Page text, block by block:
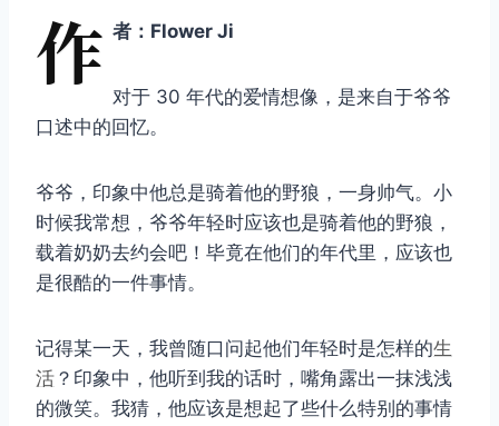
作 者：Flower Ji
对于 30 年代的爱情想像，是来自于爷爷
口述中的回忆。
爷爷，印象中他总是骑着他的野狼，一身帅气。小
时候我常想，爷爷年轻时应该也是骑着他的野狼，
载着奶奶去约会吧！毕竟在他们的年代里，应该也
是很酷的一件事情。
记得某一天，我曾随口问起他们年轻时是怎样的生
活 ？印象中，他听到我的话时，嘴角露出一抹浅浅
的微笑。我猜，他应该是想起了些什么特别的事情